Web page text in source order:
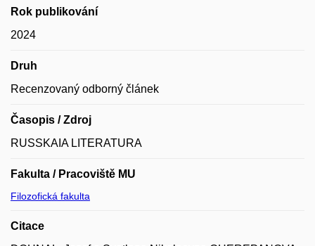
Rok publikování
2024
Druh
Recenzovaný odborný článek
Časopis / Zdroj
RUSSKAIA LITERATURA
Fakulta / Pracoviště MU
Filozofická fakulta
Citace